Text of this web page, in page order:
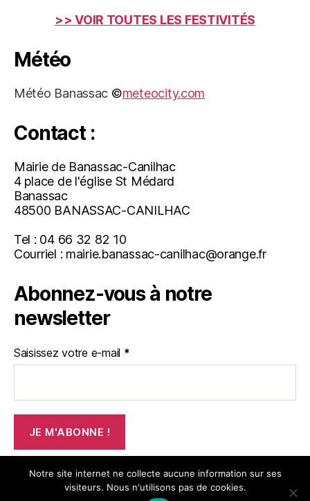
>> VOIR TOUTES LES FESTIVITÉS
Météo
Météo Banassac ©meteocity.com
Contact :
Mairie de Banassac-Canilhac
4 place de l'église St Médard
Banassac
48500 BANASSAC-CANILHAC
Tel : 04 66 32 82 10
Courriel : mairie.banassac-canilhac@orange.fr
Abonnez-vous à notre
newsletter
Saisissez votre e-mail *
Notre site internet ne collecte aucune information sur ses
visiteurs. Nous n'utilisons pas de cookies.